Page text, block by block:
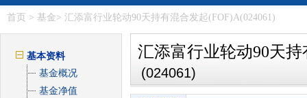
首页 > 基金> 汇添富行业轮动90天持有混合发起(FOF)A(024061)
基本资料
基金概况
基金净值
汇添富行业轮动90天
(024061)